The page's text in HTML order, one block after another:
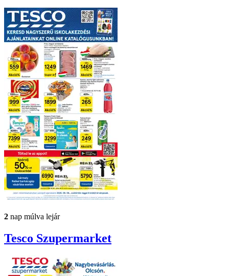
2 nap múlva lejár
Tesco Szupermarket